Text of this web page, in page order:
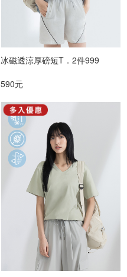
冰磁透涼厚磅短T．2件999
590元